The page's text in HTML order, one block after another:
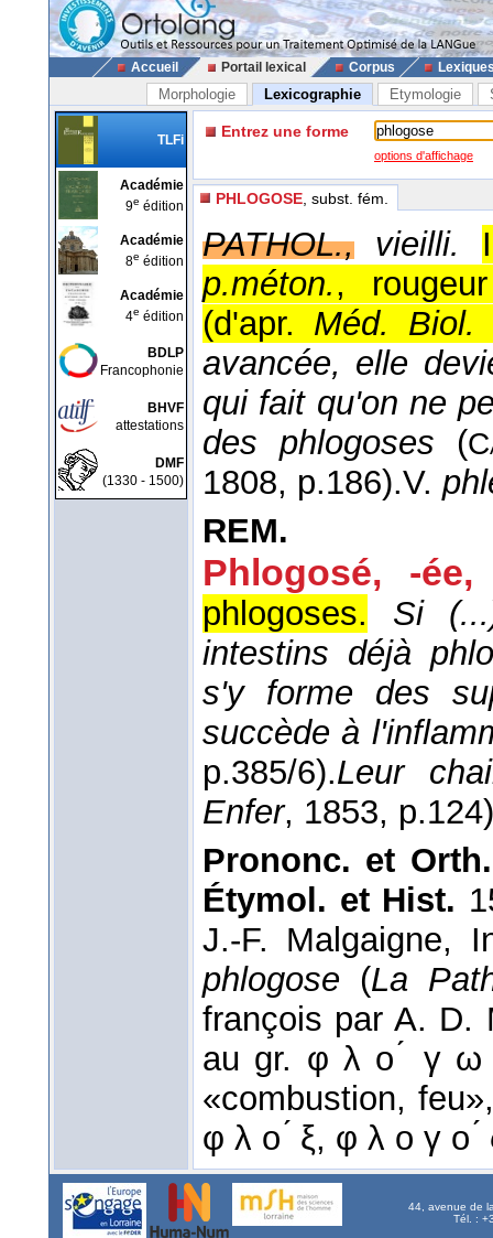
Accueil Portail lexical Corpus
Morphologie Lexicographie Etymologie
TLFi
Académie
9e édition
Académie
8e édition
Académie
4e édition
BDLP
Francophonie
BHVF
attestations
DMF
(1330 - 1500)
Entrez une forme
options d'affichage
PHLOGOSE , subst. fém.
PATHOL., vieilli.
p.méton.,
(d'apr. Méd. Biol.
avancée, elle
qui fait qu'on ne
des phlogoses (
1808, p.186).V.
REM.
Phlogosé, -ée,
phlogoses.
Si
intestins déjà
s'y forme des
succède à
p.385/6).Leur
Enfer, 1853,
Prononc. et
Étymol. et Hist.
J.-F. Malgaigne,
phlogose (La
françois par A.
au gr. φ λ ο ́ γ ω
«combustion,
φ λ ο ́ ξ, φ λ ο γ ο
44, avenue de
Tél. :